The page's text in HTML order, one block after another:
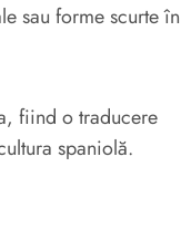
sau forme scurte în
fiind o traducere
spaniolă.